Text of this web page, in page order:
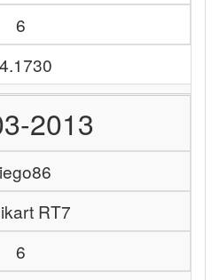
6
2013
RT7
6